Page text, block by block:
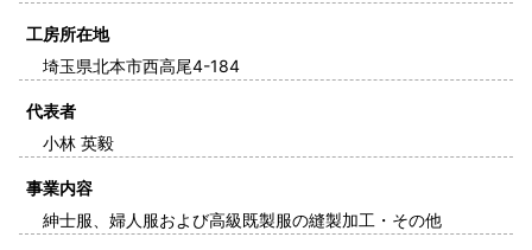
工房所在地
埼玉県北本市西高尾4-184
代表者
小林 英毅
事業内容
紳士服、婦人服および高級既製服の縫製加工・その他